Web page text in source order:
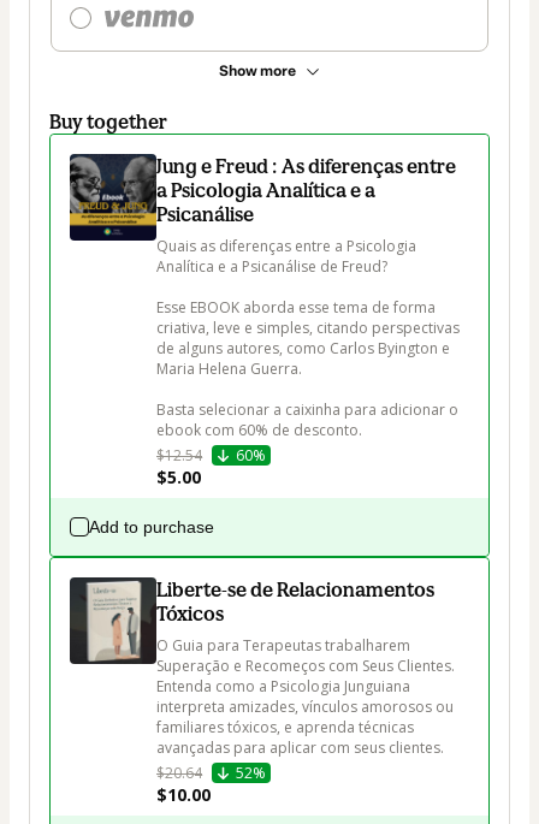
Show more
Buy together
Jung e Freud : As diferenças entre
a Psicologia Analítica e a
Psicanálise
Quais as diferenças entre a Psicologia
Analítica e a Psicanálise de Freud?
Esse EBOOK aborda esse tema de forma
criativa, leve e simples, citando perspectivas
de alguns autores, como Carlos Byington e
Maria Helena Guerra.
Basta selecionar a caixinha para adicionar o
ebook com 60% de desconto.
$12.54
60%
$5.00
Add to purchase
Liberte-se de Relacionamentos
Tóxicos
O Guia para Terapeutas trabalharem
Superação e Recomeços com Seus Clientes.
Entenda como a Psicologia Junguiana
interpreta amizades, vínculos amorosos ou
familiares tóxicos, e aprenda técnicas
avançadas para aplicar com seus clientes.
$20.64
52%
$10.00